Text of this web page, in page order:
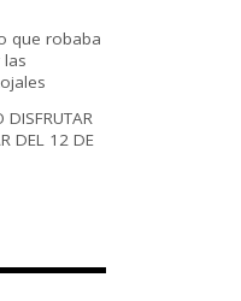
que robaba
DISFRUTAR
DEL 12 DE